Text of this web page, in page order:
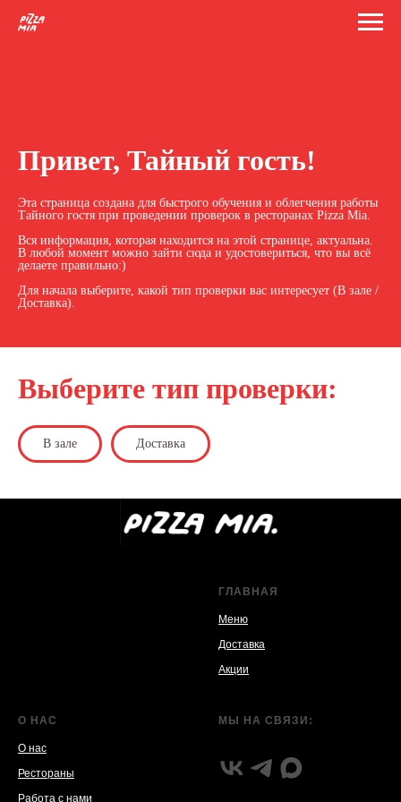
Привет, Тайный гость!
Эта страница создана для быстрого обучения и облегчения работы
Тайного гостя при проведении проверок в ресторанах Pizza Mia.
Вся информация, которая находится на этой странице, актуальна.
В любой момент можно зайти сюда и удостовериться, что вы всё
делаете правильно:)
Для начала выберите, какой тип проверки вас интересует (В зале /
Доставка).
Выберите тип проверки:
В зале Доставка
ГЛАВНАЯ
Меню
Доставка
Акции
О НАС
О нас
Рестораны
Работа с нами
МЫ НА СВЯЗИ: